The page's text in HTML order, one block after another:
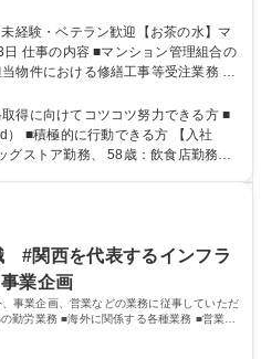
の
物件における修繕工事等受注業務 ■
の転職者が多数活躍しています
ティヴで平均約100万円/年（昨年度
円/月 ★親会社である株式会社合
て、質の高いサービスと適性価格を
得に向けてコツコツ努力できる方 ■
入社
、 58歳：飲食店勤務
クス制度、未経験からでも下限年収
大 専修学校 高校 語学力： 資格：第
#関西を代表するインフラ
業企画
事業企画、営業などの業務に従事していただ
勤労業務 ■海外に関係する各種業務 ■営業部